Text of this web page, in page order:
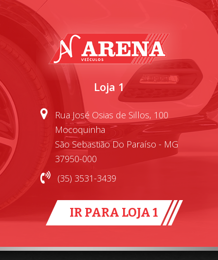
Loja 1
Rua José Osias de Sillos, 100
Mocoquinha
São Sebastião Do Paraíso - MG
37950-000
(35) 3531-3439
IR PARA LOJA 1